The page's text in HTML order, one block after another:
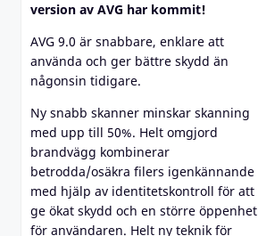
version av AVG har kommit!
AVG 9.0 är snabbare, enklare att
använda och ger bättre skydd än
någonsin tidigare.
Ny snabb skanner minskar skanning
med upp till 50%. Helt omgjord
brandvägg kombinerar
betrodda/osäkra filers igenkännande
med hjälp av identitetskontroll för att
ge ökat skydd och en större öppenhet
för användaren. Helt ny teknik för